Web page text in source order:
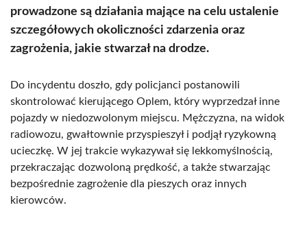
prowadzone są działania mające na celu ustalenie
szczegółowych okoliczności zdarzenia oraz
zagrożenia, jakie stwarzał na drodze.
Do incydentu doszło, gdy policjanci postanowili
skontrolować kierującego Oplem, który wyprzedzał inne
pojazdy w niedozwolonym miejscu. Mężczyzna, na widok
radiowozu, gwałtownie przyspieszył i podjął ryzykowną
ucieczkę. W jej trakcie wykazywał się lekkomyślnością,
przekraczając dozwoloną prędkość, a także stwarzając
bezpośrednie zagrożenie dla pieszych oraz innych
kierowców.